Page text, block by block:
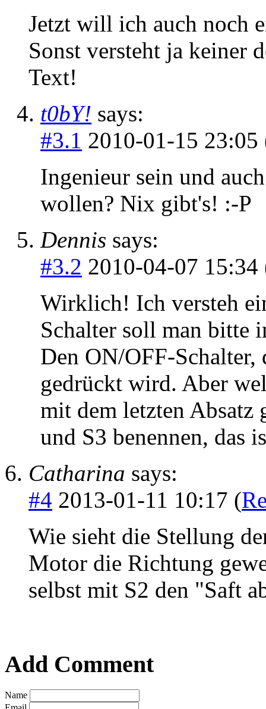
Jetzt will ich auch noch
Sonst versteht ja keiner
Text!
t0bY! says:
#3.1 2010-01-15 23:05
Ingenieur sein und
wollen? Nix gibt's! :-P
Dennis says:
#3.2 2010-04-07 15:34
Wirklich! Ich versteh
Schalter soll man bitte
Den ON/OFF-
gedrückt wird. Aber
mit dem letzten Absatz
und S3 benennen, das
Catharina says:
#4 2013-01-11 10:17 (
Wie sieht die Stellung
Motor die Richtung
selbst mit S2 den "Saft
Add Comment
Name